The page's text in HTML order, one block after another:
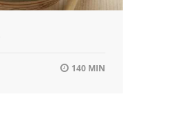
140 MIN